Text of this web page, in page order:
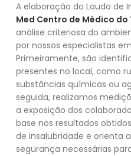
A elaboração do Laudo de
Med Centro de Médico
análise criteriosa do
por nossos especialistas
Primeiramente, são
presentes no local, como
substâncias químicas ou
seguida, realizamos
a exposição dos
base nos resultados
de insalubridade e orienta
segurança necessárias